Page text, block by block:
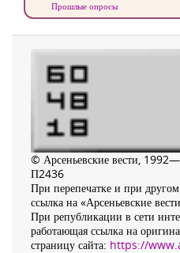
Прошлые опросы
© Арсеньевские вести,
П2436
При перепечатке и при
ссылка на «Арсеньевские
При републикации в сети
работающая ссылка на
страницу сайта: https://